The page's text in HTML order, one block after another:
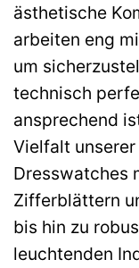
ästhetische
arbeiten eng
um
technisch
ansprechend
Vielfalt
Dresswatches
Zifferblättern
bis hin zu
leuchtenden